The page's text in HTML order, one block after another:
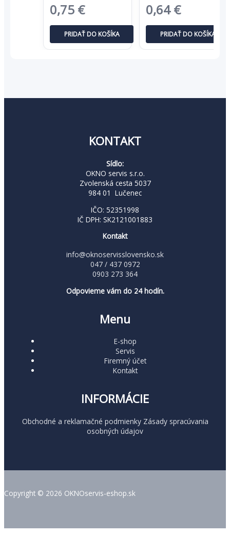
Pôvodná
cena
bola:
0,75 €Aktuálna
cena
je:
PRIDAŤ DO KOŠÍKA
Pôvodná
cena
bola:
0,64€
cena
je:
PRIDAŤ DO KOŠÍKA
KONTAKT
Sídlo:
OKNO servis s.r.o.
Zvolenská cesta 5037
984 01 Lučenec
IČO: 52351998
IČ DPH: SK2121001883
Kontakt
info@oknoservisslovensko.sk
047 / 437 0972
0903 273 364
Odpovieme vám do 24 hodín.
Menu
E-shop
Servis
Firemný účet
Kontakt
INFORMÁCIE
Obchodné a reklamačné podmienky Zásady spracúvania
osobných údajov
Copyright © 2026 OKNOservis-eshop.sk